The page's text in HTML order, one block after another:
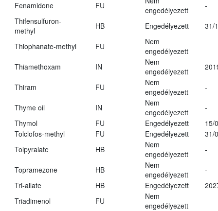
Fenamidone FU
engedélyezett
-
Thifensulfuron-
methyl
HB Engedélyezett 31/
Thiophanate-methyl FU
Nem
engedélyezett
Thiamethoxam
IN
Nem
engedélyezett
Thiram FU
Nem
engedélyezett
-
Thyme oil IN
Nem
engedélyezett
-
Thymol
FU Engedélyezett
15/
Tolclofos-methyl
FU Engedélyezett
31/
Tolpyralate
HB
Nem
engedélyezett
-
Topramezone HB
Nem
engedélyezett
-
Tri-allate
HB Engedélyezett
Triadimenol
FU
Nem
engedélyezett